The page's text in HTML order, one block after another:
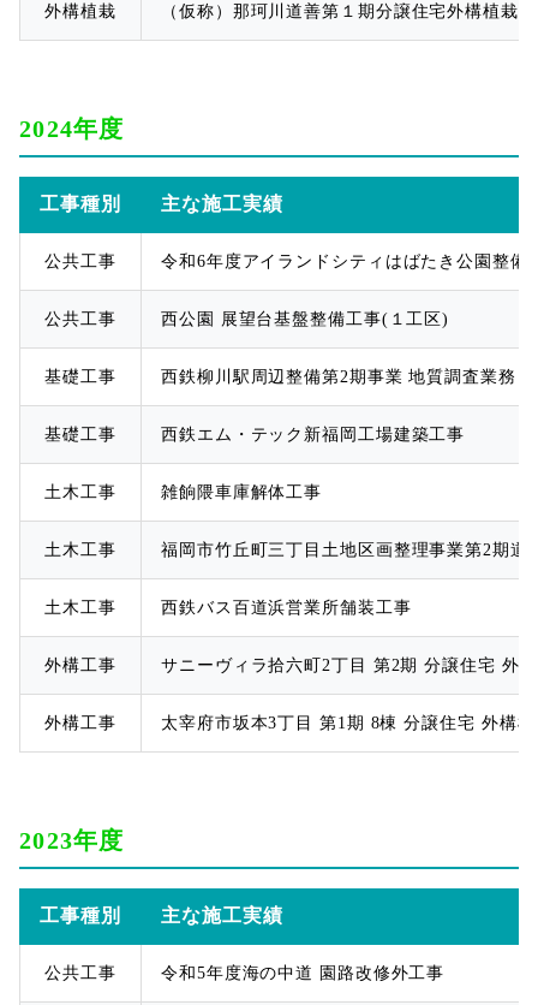
外構植栽 （仮称）那珂川道善第１期分譲住宅外構植栽
2024年度
工事種別 主な施工実績
公共工事 令和6年度アイランドシティはばたき公園整備
公共工事 西公園 展望台基盤整備工事(１工区)
基礎工事 西鉄柳川駅周辺整備第2期事業 地質調査業務
基礎工事 西鉄エム・テック新福岡工場建築工事
土木工事 雑餉隈車庫解体工事
土木工事 福岡市竹丘町三丁目土地区画整理事業第2期道
土木工事 西鉄バス百道浜営業所舗装工事
外構工事 サニーヴィラ拾六町2丁目 第2期 分譲住宅 外
外構工事 太宰府市坂本3丁目 第1期 8棟 分譲住宅 外構
2023年度
工事種別 主な施工実績
公共工事 令和5年度海の中道 園路改修外工事